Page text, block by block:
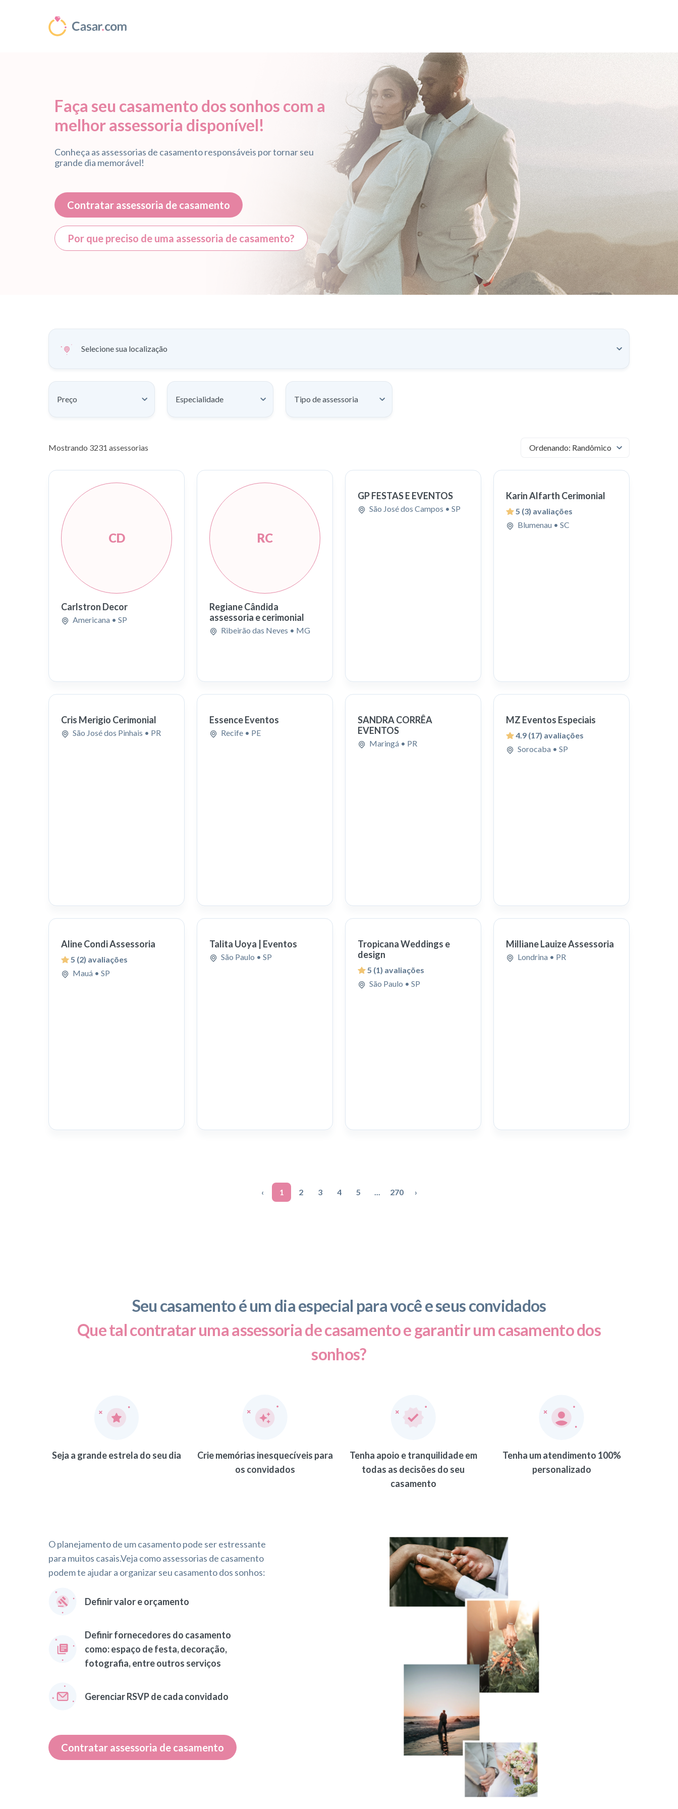
Faça seu casamento dos sonhos com a
melhor assessoria disponível!
Conheça as assessorias de casamento responsáveis por tornar seu
grande dia memorável!
Contratar assessoria de casamento
Por que preciso de uma assessoria de casamento?
Selecione sua localização
Preço Especialidade Tipo de assessoria
Mostrando 3231 assessorias Ordenando: Randômico
CD
Carlstron Decor
Americana • SP
RC
Regiane Cândida
assessoria e cerimonial
Ribeirão das Neves • MG
GP FESTAS E EVENTOS
São José dos Campos • SP
Karin Alfarth Cerimonial
5 (3) avaliações
Blumenau • SC
Cris Merigio Cerimonial
São José dos Pinhais • PR
Essence Eventos
Recife • PE
SANDRA CORRÊA
EVENTOS
Maringá • PR
MZ Eventos Especiais
4.9 (17) avaliações
Sorocaba • SP
Aline Condi Assessoria
5 (2) avaliações
Mauá • SP
Talita Uoya | Eventos
São Paulo • SP
Tropicana Weddings e
design
5 (1) avaliações
São Paulo • SP
Milliane Lauize Assessoria
Londrina • PR
‹ 1 2 3 4 5 ... 270 ›
Seu casamento é um dia especial para você e seus convidados
Que tal contratar uma assessoria de casamento e garantir um casamento dos
sonhos?
Seja a grande estrela do seu dia
Crie memórias inesquecíveis para
os convidados
Tenha apoio e tranquilidade em
todas as decisões do seu
casamento
Tenha um atendimento 100%
personalizado
O planejamento de um casamento pode ser estressante
para muitos casais.Veja como assessorias de casamento
podem te ajudar a organizar seu casamento dos sonhos:
Definir valor e orçamento
Definir fornecedores do casamento
como: espaço de festa, decoração,
fotografia, entre outros serviços
Gerenciar RSVP de cada convidado
Contratar assessoria de casamento